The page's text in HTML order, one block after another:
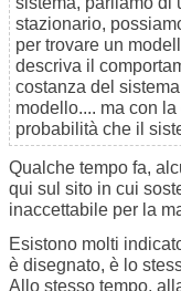
stazionario,
per trovare un
descriva il
costanza del
modello.... ma con
probabilità che il
Qualche tempo fa,
qui sul sito in cui
inaccettabile per la
Esistono molti
è disegnato, è lo
Allo stesso tempo,